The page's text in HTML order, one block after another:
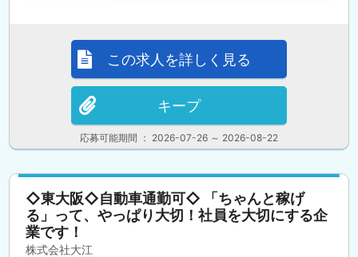
応募可能期間 ： 2026-07-26 ～ 2026-08-22
この求人を詳しく見る
キープ
◇東大阪◇自動車通勤可◇ 「ちゃんと稼げ
る」って、やっぱり大切！社員を大切にする企
業です！
株式会社大江